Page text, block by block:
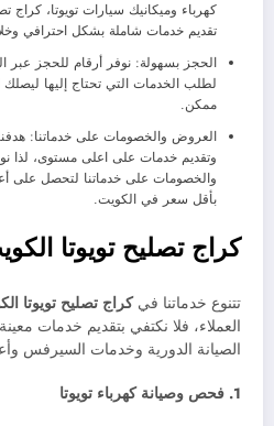
كهرباء وميكانيك سيارات تويوتا، كراج
تقديم خدمات شاملة بشكل احترافي
الحجز بسهولة: نوفر أرقام للحجز عبر
لطلب الخدمات التي تحتاج إليها
ممكن.
العروض والخصومات على خدماتنا: هدفنا
وتقديم خدمات على اعلى مستوى، لذا
والخصومات على خدماتنا لتحصل على
بأقل سعر في الكويت.
كراج تصليح تويوتا
تتنوع خدماتنا فيكراج تصليح تويوتا
العملاء، فلا نكتفي بتقديم خدمات
الصيانة الدورية وخدمات السيرفس
1. فحص وصيانة كهرباء تويوتا